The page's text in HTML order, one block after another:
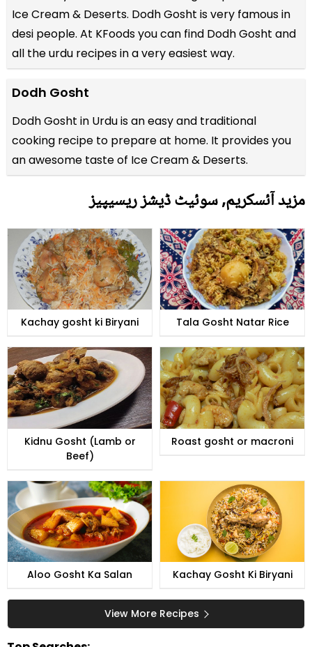
Ice Cream & Deserts. Dodh Gosht is very famous in
desi people. At KFoods you can find Dodh Gosht and
all theurdu recipesin a very easiest way.
Dodh Gosht
Dodh Gosht in Urdu is an easy and traditional
cooking recipe to prepare at home. It provides you
an awesome taste of Ice Cream & Deserts.
مزید آئسکریم, سوئیٹ ڈیشز ریسیپیز
Kachay gosht ki Biryani Tala Gosht Natar Rice
Kidnu Gosht (Lamb or
Beef)
Roast gosht or macroni
Aloo Gosht Ka Salan Kachay Gosht Ki Biryani
View More Recipes